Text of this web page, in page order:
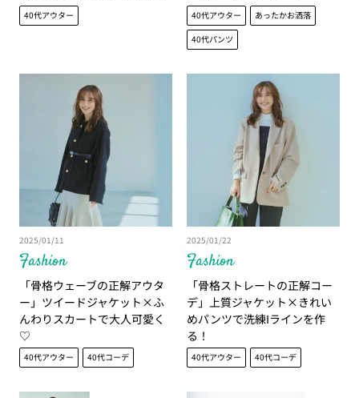
40代アウター 40代アウター
あったかお洒落
40代パンツ
Fashion
2025/01/11
「骨格ウェーブの正解アウタ
ー」ツイードジャケット×ふ
んわりスカートで大人可愛く
♡
40代アウター 40代コーデ
Fashion
2025/01/22
「骨格ストレートの正解コー
デ」上質ジャケット×きれい
めパンツで洗練Iラインを作
る！
40代アウター 40代コーデ